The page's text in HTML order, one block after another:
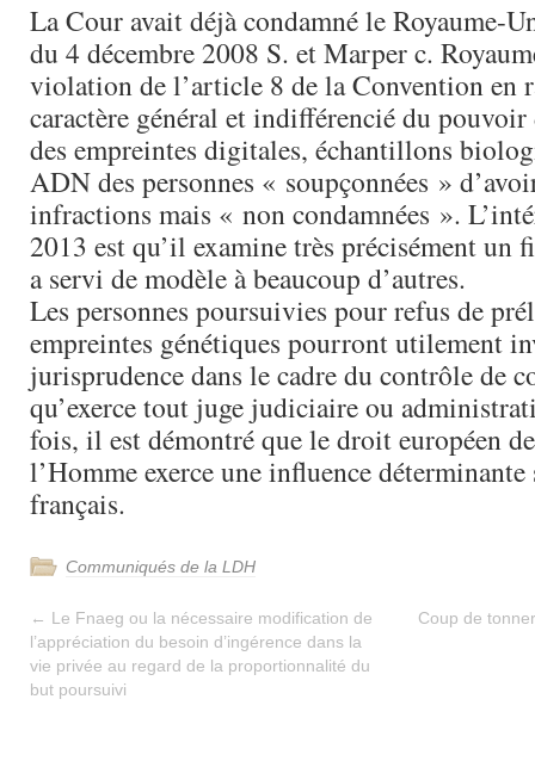
La Cour avait déjà condamné le Royaume-
du 4 décembre 2008 S. et Marper c.
violation de l’article 8 de la Convention en
caractère général et indifférencié du
des empreintes digitales, échantillons
ADN des personnes « soupçonnées »
infractions mais « non condamnées ».
2013 est qu’il examine très précisément un
a servi de modèle à beaucoup d’autres.
Les personnes poursuivies pour refus de
empreintes génétiques pourront utilement
jurisprudence dans le cadre du contrôle de
qu’exerce tout juge judiciaire ou
fois, il est démontré que le droit européen
l’Homme exerce une influence
français.
Communiqués de la LDH
← Le Fnaeg ou la nécessaire modification de
l’appréciation du besoin d’ingérence dans la
vie privée au regard de la proportionnalité du
but poursuivi
Coup de